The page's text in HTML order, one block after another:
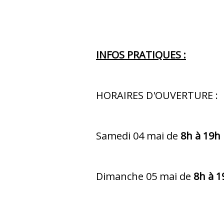
INFOS PRATIQUES :
HORAIRES D'OUVERTURE :
Samedi 04 mai de 8h à 19h
Dimanche 05 mai de 8h à